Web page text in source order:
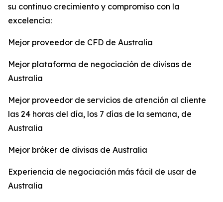
su continuo crecimiento y compromiso con la
excelencia:
Mejor proveedor de CFD de Australia
Mejor plataforma de negociación de divisas de
Australia
Mejor proveedor de servicios de atención al cliente
las 24 horas del día, los 7 días de la semana, de
Australia
Mejor bróker de divisas de Australia
Experiencia de negociación más fácil de usar de
Australia